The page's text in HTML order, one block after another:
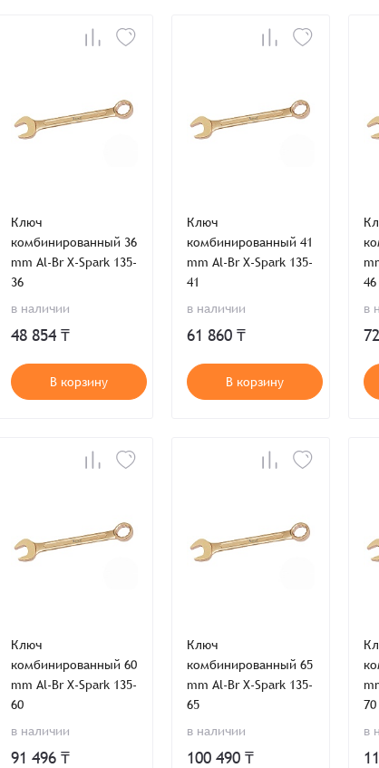
Пароль*
Имя*
Email
Комментарий
Согласен на обработку
Имя*
E-mail*
Введите слово на картинке*
Зарегистрироваться
Телефон*
Продолжая, вы принимаете положенияПользовательского
с Вами в ближайшее время для уточнения деталей по
Восстановление пароля
Введите электронный адрес.
E-mail*
Отправить
Ключ
комбинированный 36
mm Al-Br X-Spark 135-
36
в наличии
48 854 ₸
В корзину
Ключ
комбинированный 41
mm Al-Br X-Spark 135-
41
в наличии
61 860 ₸
В корзину
46
в
Ключ
комбинированный 60
mm Al-Br X-Spark 135-
60
в наличии
91 496 ₸
Ключ
комбинированный 65
mm Al-Br X-Spark 135-
65
в наличии
100 490 ₸
70
в